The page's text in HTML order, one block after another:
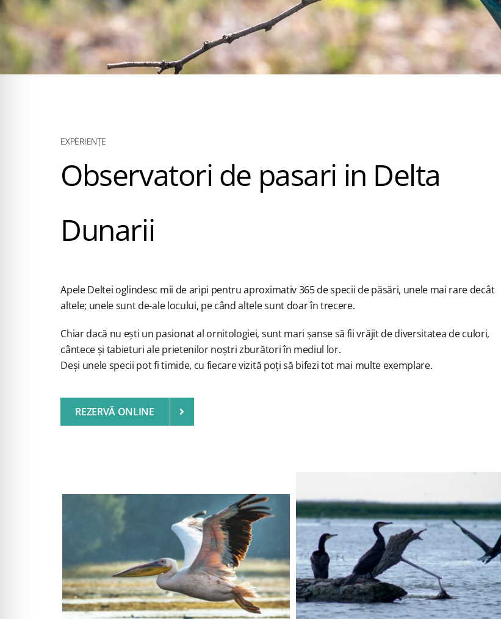
EXPERIENȚE
Observatori de pasari in Delta
Dunarii
Apele Deltei oglindesc mii de aripi pentru aproximativ 365 de specii de păsări, unele mai rare decât
altele; unele sunt de-ale locului, pe când altele sunt doar în trecere.
Chiar dacă nu ești un pasionat al ornitologiei, sunt mari șanse să fii vrăjit de diversitatea de culori,
cântece și tabieturi ale prietenilor noștri zburători în mediul lor.
Deși unele specii pot fi timide, cu fiecare vizită poți să bifezi tot mai multe exemplare.
REZERVĂ ONLINE